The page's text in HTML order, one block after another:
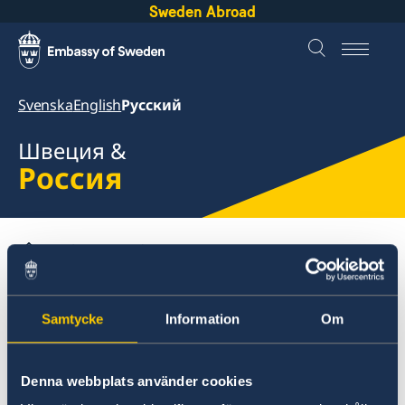
Samtycke Information Om
Denna webbplats använder cookies
Sweden Abroad
SvenskaEnglishРусский
Швеция &
Россия
About Sweden Россия
Собираетесь в Швецию?
Работа в Швеции
Часто задаваемые вопросы
Собираетесь в Швецию?